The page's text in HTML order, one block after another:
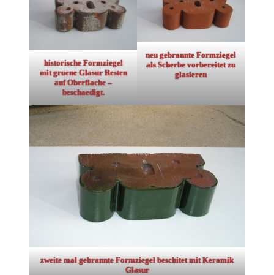
historische Formziegel
mit gruene Glasur Resten
auf Oberflache –
beschaedigt.
neu gebrannte Formziegel
als Scherbe vorbereitet zu
glasieren
zweite mal gebrannte Formziegel beschitet mit Keramik
Glasur